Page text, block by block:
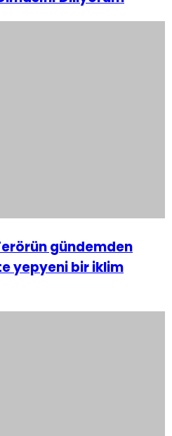
gündemden
yepyeni bir iklim